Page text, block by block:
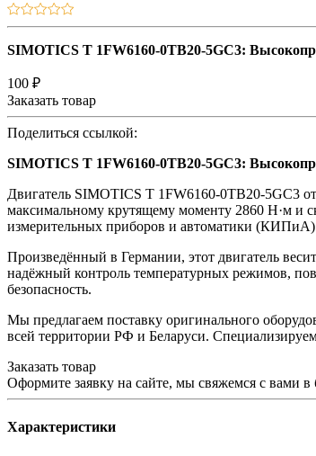
SIMOTICS T 1FW6160-0TB20-5GC3:
100 ₽
Заказать товар
Поделиться ссылкой:
SIMOTICS T 1FW6160-0TB20-5GC3:
Двигатель SIMOTICS T 1FW6160-0TB20-5GC3
максимальному крутящему моменту 2860 Н·м и
измерительных приборов и автоматики
Произведённый в Германии, этот двигатель
надёжный контроль температурных режимов,
безопасность.
Мы предлагаем поставку оригинального
всей территории РФ и Беларуси.
Заказать товар
Оформите заявку на сайте, мы свяжемся с вами
Характеристики